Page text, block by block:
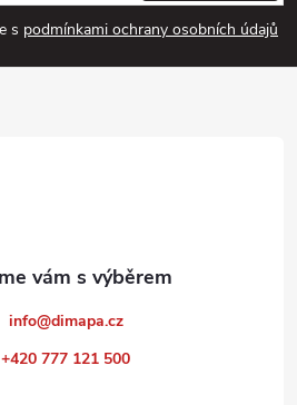
s podmínkami ochrany osobních údajů
info@dimapa.cz
+420 777 121 500